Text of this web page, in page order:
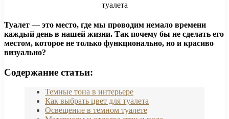
Туалет — это место, где мы проводим немало времени
каждый день в нашей жизни. Так почему бы не сделать его
местом, которое не только функционально, но и красиво
визуально?
Содержание статьи:
Темные тона в интерьере
Как выбрать цвет для туалета
Освещение в темном туалете